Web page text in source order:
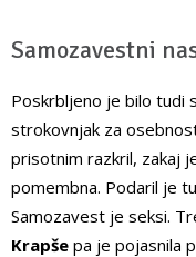
Samozavestni
Poskrbljeno je bilo tudi
strokovnjak za
prisotnim razkril, zakaj
pomembna. Podaril je
Samozavest je seksi.
Krapše pa je pojasnila